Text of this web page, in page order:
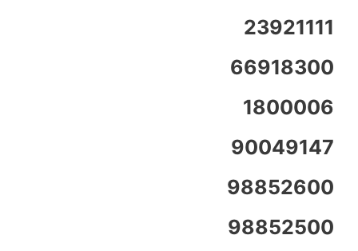
23921111
66918300
1800006
90049147
98852600
98852500